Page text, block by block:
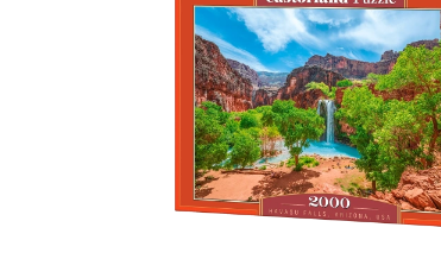
Previous